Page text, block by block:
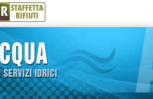
R STAFFETTA
RIFIUTI